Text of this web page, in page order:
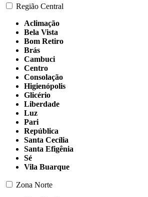
Região Central
Aclimação
Bela Vista
Bom Retiro
Brás
Cambuci
Centro
Consolação
Higienópolis
Glicério
Liberdade
Luz
Pari
República
Santa Cecília
Santa Efigênia
Sé
Vila Buarque
Zona Norte